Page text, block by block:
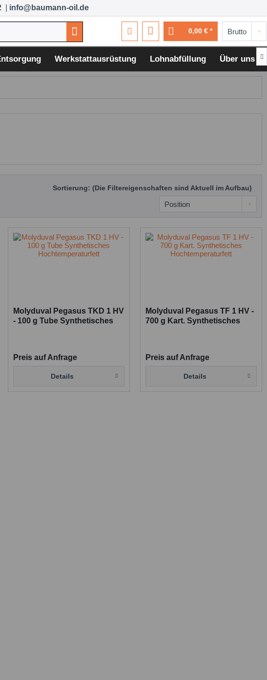
info@baumann-oil.de
0,00 € *
Werkstattausrüstung Lohnabfüllung Über uns 
Sortierung: (Die Filtereigenschaften sind Aktuell im Aufbau)
Molyduval Pegasus TKD 1 HV
- 100 g Tube Synthetisches
Preis auf Anfrage
Details
Molyduval Pegasus TF 1 HV -
700 g Kart. Synthetisches
Preis auf Anfrage
Details